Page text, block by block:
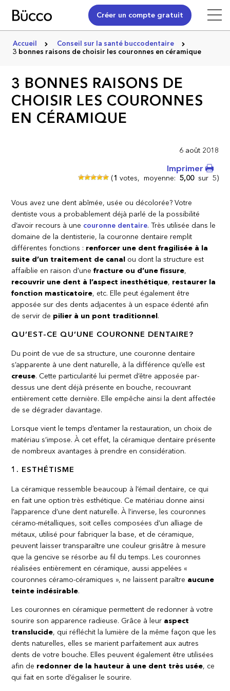
Créer un compte gratuit
Accueil
Conseil sur la santé buccodentaire
3 bonnes raisons de choisir les couronnes en céramique
3 BONNES RAISONS DE
CHOISIR LES COURONNES
EN CÉRAMIQUE
6 août 2018
Imprimer
(1 votes, moyenne: 5,00 sur 5)
Vous avez une dent abîmée, usée ou décolorée? Votre
dentiste vous a probablement déjà parlé de la possibilité
d’avoir recours à une couronne dentaire. Très utilisée dans le
domaine de la dentisterie, la couronne dentaire remplit
différentes fonctions : renforcer une dent fragilisée à la
suite d’un traitement de canal
ou dont la structure est
affaiblie en raison d’unefracture ou d’une fissure,
recouvrir une dent à l’aspect inesthétique, restaurer la
fonction masticatoire, etc. Elle peut également être
apposée sur des dents adjacentes à un espace édenté afin
de servir de pilier à un pont traditionnel .
QU’EST-CE QU’UNE COURONNE DENTAIRE?
Du point de vue de sa structure, une couronne dentaire
s’apparente à une dent naturelle, à la différence qu’elle est
creuse. Cette particularité lui permet d’être apposée par-
dessus une dent déjà présente en bouche, recouvrant
entièrement cette dernière. Elle empêche ainsi la dent affectée
de se dégrader davantage.
Lorsque vient le temps d’entamer la restauration, un choix de
matériau s’impose. À cet effet, la céramique dentaire présente
de nombreux avantages à prendre en considération.
1. ESTHÉTISME
La céramique ressemble beaucoup à l’émail dentaire, ce qui
en fait une option très esthétique. Ce matériau donne ainsi
l’apparence d’une dent naturelle. À l’inverse, les couronnes
céramo-métalliques, soit celles composées d’un alliage de
métaux, utilisé pour fabriquer la base, et de céramique,
peuvent laisser transparaître une couleur grisâtre à mesure
que la gencive se résorbe au fil du temps. Les couronnes
réalisées entièrement en céramique, aussi appelées «
couronnes céramo-céramiques », ne laissent paraître aucune
teinte indésirable.
Les couronnes en céramique permettent de redonner à votre
sourire son apparence radieuse. Grâce à leur aspect
translucide, qui réfléchit la lumière de la même façon que les
dents naturelles, elles se marient parfaitement aux autres
dents de votre bouche. Elles peuvent également être utilisées
afin de redonner de la hauteur à une dent très usée, ce
qui fait en sorte d’égaliser le sourire.